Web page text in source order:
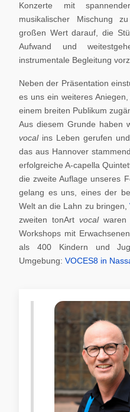
Konzerte mit
musikalischer Mischung
großen Wert darauf, die
Aufwand und
instrumentale Begleitung
Neben der Präsentation
es uns ein weiteres
einem breiten Publikum
Aus diesem Grunde haben
vocal ins Leben gerufen
das aus Hannover
erfolgreiche A-capella
die zweite Auflage unseres
gelang es uns, eines der
Welt an die Lahn zu bringen,
zweiten tonArt vocalwaren
Workshops mit
als 400 Kindern und
Umgebung: VOCES8 in